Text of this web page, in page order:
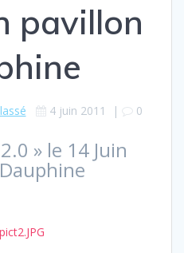
pavillon
4 juin 2011 | 0
» le 14 Juin